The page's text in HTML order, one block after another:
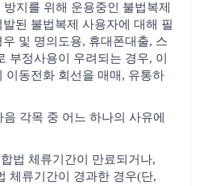
지를 위해 운용중인 불법복제
된 불법복제 사용자에 대해 필
및 명의도용, 휴대폰대출, 스
부정사용이 우려되는 경우, 이
이동전화 회선을 매매, 유통하
각목 중 어느 하나의 사유에
법 체류기간이 만료되거나,
체류기간이 경과한 경우(단,